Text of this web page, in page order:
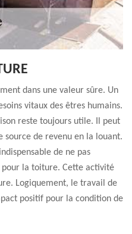
dans une valeur sûre. Un
vitaux des êtres humains.
reste toujours utile. Il peut
de revenu en la louant.
de ne pas
la toiture. Cette activité
Logiquement, le travail de
positif pour la condition de